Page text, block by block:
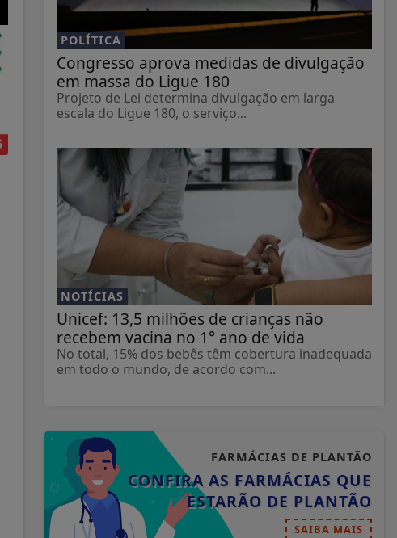
POLÍTICA
Congresso aprova medidas de divulgação
em massa do Ligue 180
Projeto de Lei determina divulgação em larga
escala do Ligue 180, o serviço...
NOTÍCIAS
Unicef: 13,5 milhões de crianças não
recebem vacina no 1° ano de vida
No total, 15% dos bebês têm cobertura inadequada
em todo o mundo, de acordo com...
FARMÁCIAS DE PLANTÃO
CONFIRA AS FARMÁCIAS QUE
ESTARÃO DE PLANTÃO
SAIBA MAIS